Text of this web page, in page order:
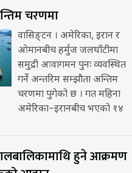
चरणमा
वासिङ्टन । अमेरिका, इरान र
ओमानबीच हर्मुज जलघाँटीमा
समुद्री आवागमन पुनः व्यवस्थित
गर्ने अन्तरिम सम्झौता अन्तिम
चरणमा पुगेको छ । गत महिना
अमेरिका–इरानबीच भएको १४
हुने आक्रमण